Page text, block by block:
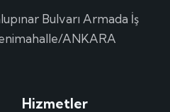
Bulvarı Armada İş
ANKARA
Hizmetler